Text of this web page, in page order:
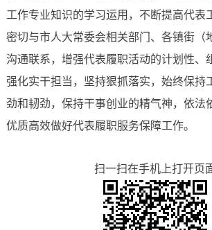
工作专业知识的学习运用，不断提高代表
密切与市人大常委会相关部门、各镇街（
沟通联系，增强代表履职活动的计划性、
强化实干担当，坚持狠抓落实，始终保持
劲和韧劲，保持干事创业的精气神，依法
优质高效做好代表履职服务保障工作。
扫一扫在手机上打开页